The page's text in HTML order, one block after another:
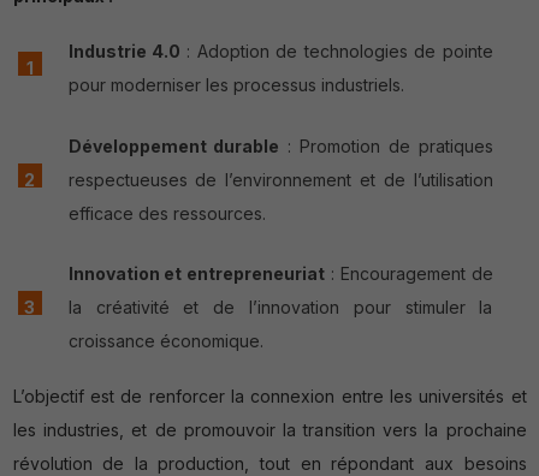
Industrie 4.0 : Adoption de technologies de pointe
pour moderniser les processus industriels.
Développement durable : Promotion de pratiques
respectueuses de l’environnement et de l’utilisation
efficace des ressources.
Innovation et entrepreneuriat : Encouragement de
la créativité et de l’innovation pour stimuler la
croissance économique.
L’objectif est de renforcer la connexion entre les universités et
les industries, et de promouvoir la transition vers la prochaine
révolution de la production, tout en répondant aux besoins